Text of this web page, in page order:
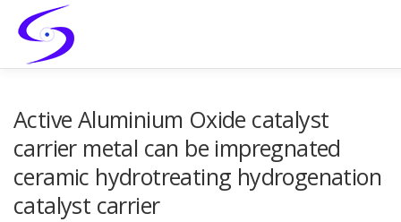
content
Active Aluminium Oxide catalyst
carrier metal can be impregnated
ceramic hydrotreating hydrogenation
catalyst carrier